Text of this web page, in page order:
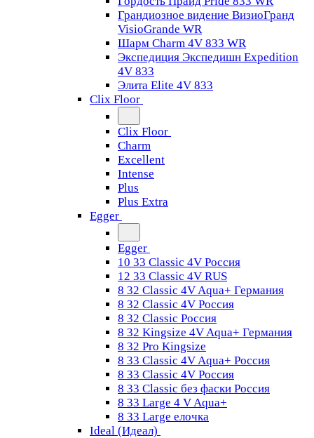
Грандиозное видение ВизиоГранд
VisioGrande WR
Шарм Charm 4V 833 WR
Экспедиция Экспедишн Expedition
4V 833
Элита Elite 4V 833
Clix Floor
Clix Floor
Charm
Excellent
Intense
Plus
Plus Extra
Egger
Egger
10 33 Classic 4V Россия
12 33 Classic 4V RUS
8 32 Classic 4V Aqua+ Германия
8 32 Classic 4V Россия
8 32 Classic Россия
8 32 Kingsize 4V Aqua+ Германия
8 32 Pro Kingsize
8 33 Classic 4V Aqua+ Россия
8 33 Classic 4V Россия
8 33 Classic без фаски Россия
8 33 Large 4 V Aqua+
8 33 Large елочка
Ideal (Идеал)